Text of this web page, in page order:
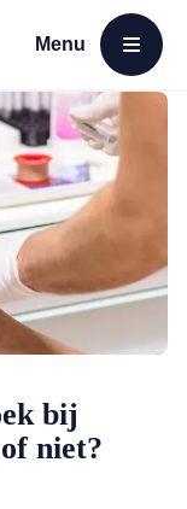
Menu
Open menu
bij
niet?